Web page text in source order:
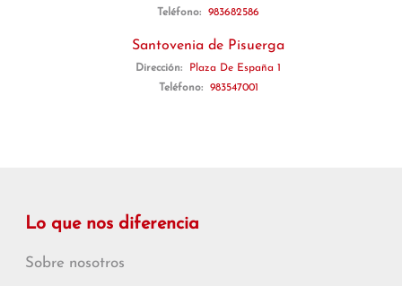
Teléfono:
983682586
Santovenia de Pisuerga
Dirección:
Plaza De España 1
Teléfono:
983547001
Lo que nos diferencia
Sobre nosotros